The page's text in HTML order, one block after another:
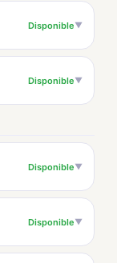
Disponible▼
Disponible▼
Disponible▼
Disponible▼